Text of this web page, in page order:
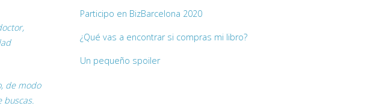
de modo
buscas.
Participo en BizBarcelona 2020
¿Qué vas a encontrar si compras mi libro?
Un pequeño spoiler